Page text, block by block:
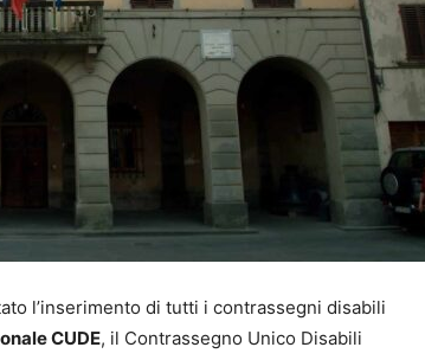
l’inserimento di tutti i contrassegni disabili
CUDE, il Contrassegno Unico Disabili